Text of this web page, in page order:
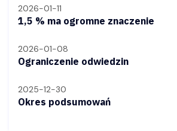
2026-01-11
1,5 % ma ogromne znaczenie
2026-01-08
Ograniczenie odwiedzin
2025-12-30
Okres podsumowań